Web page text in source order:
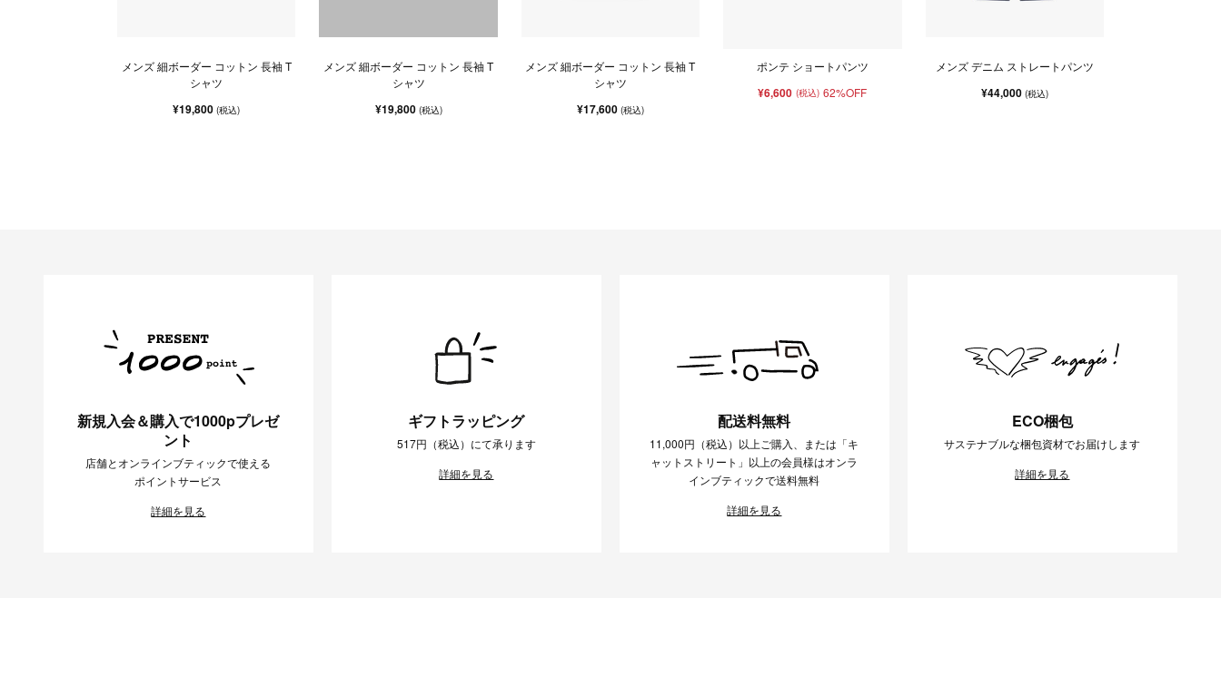
メンズ 細ボーダー コットン 長袖 T
シャツ
¥19,800(税込)
メンズ 細ボーダー コットン 長袖 T
シャツ
¥19,800 (税込)
メンズ 細ボーダー コットン 長袖 T
シャツ
¥17,600 (税込)
ポンテ ショートパンツ
¥6,600 (税込) 62%OFF
メンズ デニム ストレートパンツ
¥44,000 (税込)
新規入会＆購入で1000pプレゼ
ント
店舗とオンラインブティックで使える
ポイントサービス
詳細を見る
ギフトラッピング
517円（税込）にて承ります
詳細を見る
配送料無料
11,000円（税込）以上ご購入、または「キ
ャットストリート」以上の会員様はオンラ
インブティックで送料無料
詳細を見る
ECO梱包
サステナブルな梱包資材でお届けします
詳細を見る